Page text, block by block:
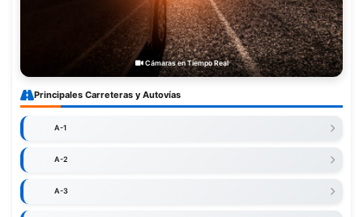
Cámaras en Tiempo Real
Principales Carreteras y Autovías
A-1
A-2
A-3